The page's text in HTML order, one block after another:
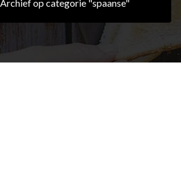
Archief op categorie "spaanse"